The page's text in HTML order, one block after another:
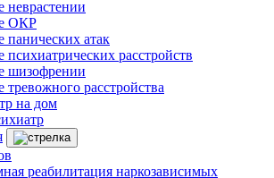
неврастении
ОКР
панических атак
психиатрических расстройств
шизофрении
тревожного расстройства
на дом
реабилитация наркозависимых